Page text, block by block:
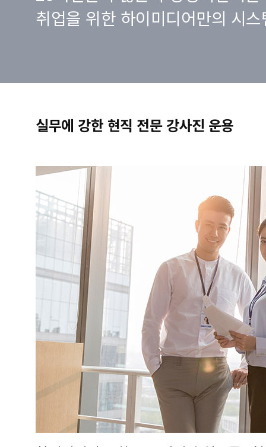
취업을 위한 하이미디어만의 시
실무에 강한 현직 전문 강사진 운용